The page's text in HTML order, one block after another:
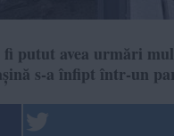
putut avea urmări
s-a înfipt într-un